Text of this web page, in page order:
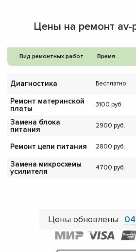
Цены на ремонт av-
Вид ремонтных работ Время
Диагностика Бесплатно
Ремонт материнской
платы
3100
Замена блока
питания
2900
Ремонт цепи питания 2800
Замена микросхемы
усилителя
4700
Цены обновлены